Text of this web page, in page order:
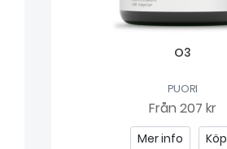
O3
PUORI
Från 207 kr
Mer info Köp